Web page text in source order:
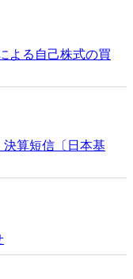
よる自己株式の買
算短信〔日本基